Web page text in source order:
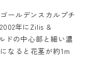
ールデンスカルプチ
年にZilis &
ドの中心部と細い濃
なると花茎が約1m